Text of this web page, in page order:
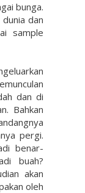
bunga.
dan
sample
dan di
Bahkan
pergi.
benar-
buah?
akan
oleh